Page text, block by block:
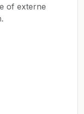
of externe